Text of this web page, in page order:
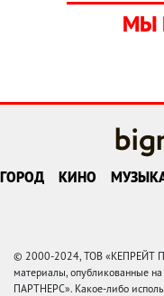
МЫ
ГОРОД КИНО
© 2000-2024, ТОВ «КЕПРЕЙТ
материалы, опубликованные
ПАРТНЕРС». Какое-либо